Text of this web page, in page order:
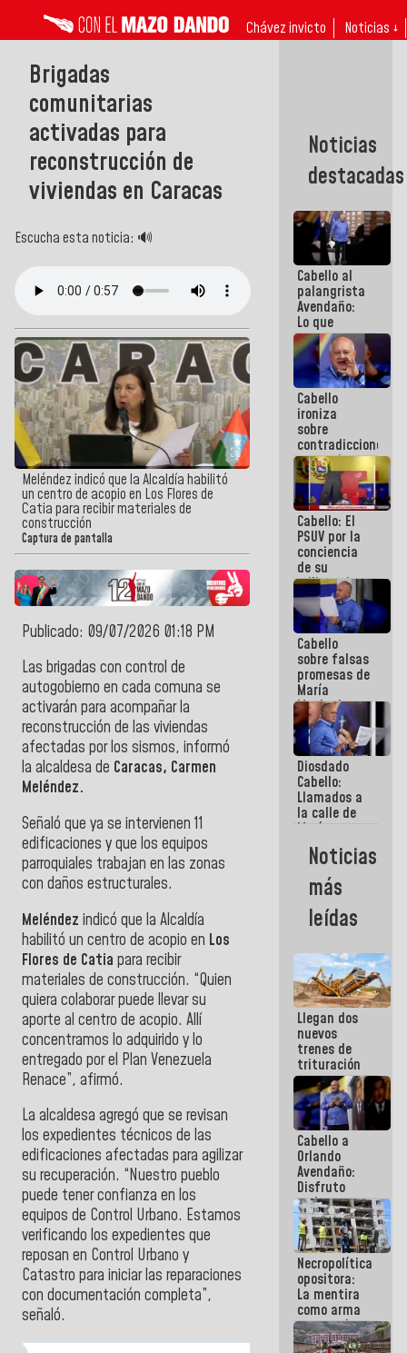
Chávez invicto Noticias ↓
Brigadas
comunitarias
activadas para
reconstrucción de
viviendas en Caracas
Escucha esta noticia: 🔊
Meléndez indicó que la Alcaldía habilitó
un centro de acopio en Los Flores de
Catia para recibir materiales de
construcción
Captura de pantalla
Publicado: 09/07/2026 01:18 PM
Las brigadas con control de
autogobierno en cada comuna se
activarán para acompañar la
reconstrucción de las viviendas
afectadas por los sismos, informó
la alcaldesa de Caracas, Carmen
Meléndez.
Señaló que ya se intervienen 11
edificaciones y que los equipos
parroquiales trabajan en las zonas
con daños estructurales.
Meléndez indicó que la Alcaldía
habilitó un centro de acopio en Los
Flores de Catia para recibir
materiales de construcción. “Quien
quiera colaborar puede llevar su
aporte al centro de acopio. Allí
concentramos lo adquirido y lo
entregado por el Plan Venezuela
Renace”, afirmó.
La alcaldesa agregó que se revisan
los expedientes técnicos de las
edificaciones afectadas para agilizar
su recuperación. “Nuestro pueblo
puede tener confianza en los
equipos de Control Urbano. Estamos
verificando los expedientes que
reposan en Control Urbano y
Catastro para iniciar las reparaciones
con documentación completa”,
señaló.
Noticias
destacadas
Cabello al
palangrista
Avendaño:
Lo que
vayas a
escribir
hazlo hoy
por que no
sabemos si
la semana
que viene
hay
programa
Cabello
ironiza
sobre
contradicciones
y mentiras
de María
Machado:
¡Créanle!
Cabello: El
PSUV por la
conciencia
de su
militancia
es la
organización
política más
sólida de
Venezuela
Cabello
sobre falsas
promesas de
María
Machado:
¿Quién le
puede creer?
¿Y la gente
que ella iba
a salvar en
La Guaira?
Diosdado
Cabello:
Llamados a
la calle de
María
Machado se
estrellaron
de frente
contra el
Pueblo
Noticias
más
leídas
Llegan dos
nuevos
trenes de
trituración
para
optimizar
manejo de
escombros
en La Guaira
Cabello a
Orlando
Avendaño:
Disfruto
cada vez
que escribes
porque lo
que haces
es
embarrarla
Necropolítica
opositora:
La mentira
como arma
contra el
Pueblo